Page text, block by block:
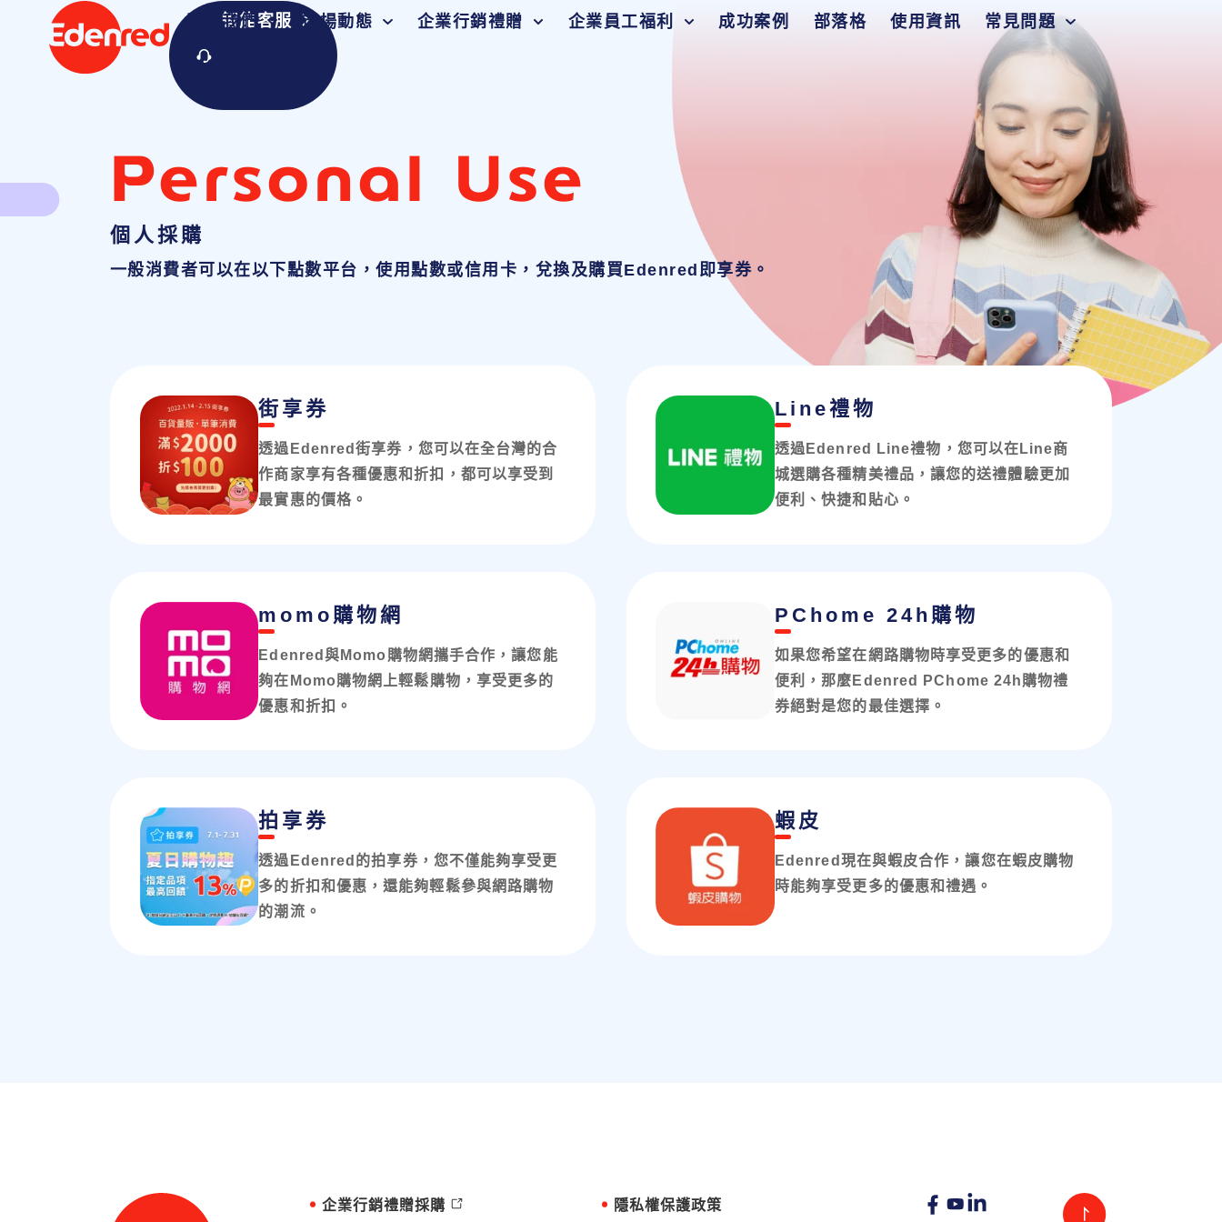
關於我們 市場動態 企業行銷禮贈 企業員工福利 成功案例 部落格 使用資訊 常見問題
智能客服
Personal Use
個人採購
一般消費者可以在以下點數平台，使用點數或信用卡，兌換及購買Edenred即享券。
街享券
透過Edenred街享券，您可以在全台灣的合
作商家享有各種優惠和折扣，都可以享受到
最實惠的價格。
Line禮物
透過Edenred Line禮物，您可以在Line商
城選購各種精美禮品，讓您的送禮體驗更加
便利、快捷和貼心。
momo購物網
Edenred與Momo購物網攜手合作，讓您能
夠在Momo購物網上輕鬆購物，享受更多的
優惠和折扣。
PChome 24h購物
如果您希望在網路購物時享受更多的優惠和
便利，那麼Edenred PChome 24h購物禮
券絕對是您的最佳選擇。
拍享券
透過Edenred的拍享券，您不僅能夠享受更
多的折扣和優惠，還能夠輕鬆參與網路購物
的潮流。
蝦皮
Edenred現在與蝦皮合作，讓您在蝦皮購物
時能夠享受更多的優惠和禮遇。
企業行銷禮贈採購 隱私權保護政策